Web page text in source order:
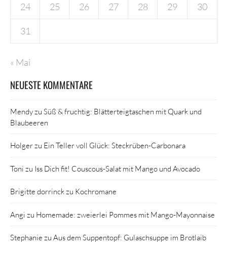
24 25 26 27 28 29 30
31
« Mai
NEUESTE KOMMENTARE
Mendyzu Süß & fruchtig: Blätterteigtaschen mit Quark und
Blaubeeren
Holgerzu Ein Teller voll Glück: Steckrüben-Carbonara
Toni zu Iss Dich fit! Couscous-Salat mit Mango und Avocado
Brigitte dorrinckzu Kochromane
Angi zu Homemade: zweierlei Pommes mit Mango-Mayonnaise
Stephanie zu Aus dem Suppentopf: Gulaschsuppe im Brotlaib